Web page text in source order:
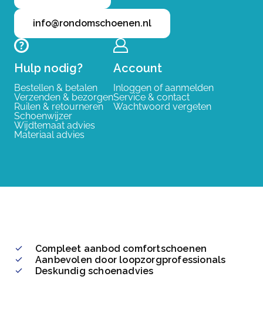
info@rondomschoenen.nl
Hulp nodig?
Bestellen & betalen
Verzenden & bezorgen
Ruilen & retourneren
Schoenwijzer
Wijdtemaat advies
Materiaal advies
Account
Inloggen of aanmelden
Service & contact
Wachtwoord vergeten
Compleet aanbod comfortschoenen
Aanbevolen door loopzorgprofessionals
Deskundig schoenadvies